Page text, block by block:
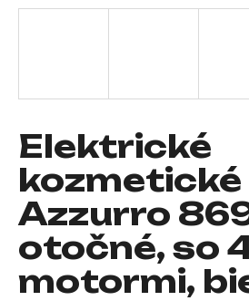
Elektrické
kozmetické
Azzurro
otočné, so
motormi,
ť
HĽADAŤ
O